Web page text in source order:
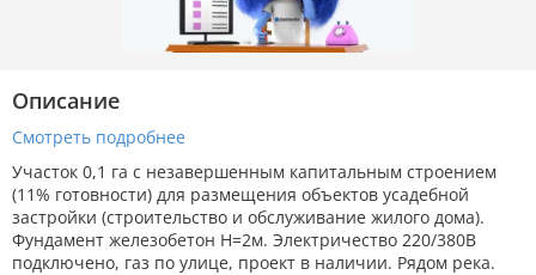
Описание
Смотреть подробнее
Участок 0,1 га с незавершенным капитальным строением
(11% готовности) для размещения объектов усадебной
застройки (строительство и обслуживание жилого дома).
Фундамент железобетон H=2м. Электричество 220/380В
подключено, газ по улице, проект в наличии. Рядом река.